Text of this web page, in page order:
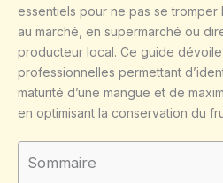
essentiels pour ne pas se tromper
au marché, en supermarché ou
producteur local. Ce guide
professionnelles permettant
maturité d’une mangue et de
en optimisant la conservation du
Sommaire